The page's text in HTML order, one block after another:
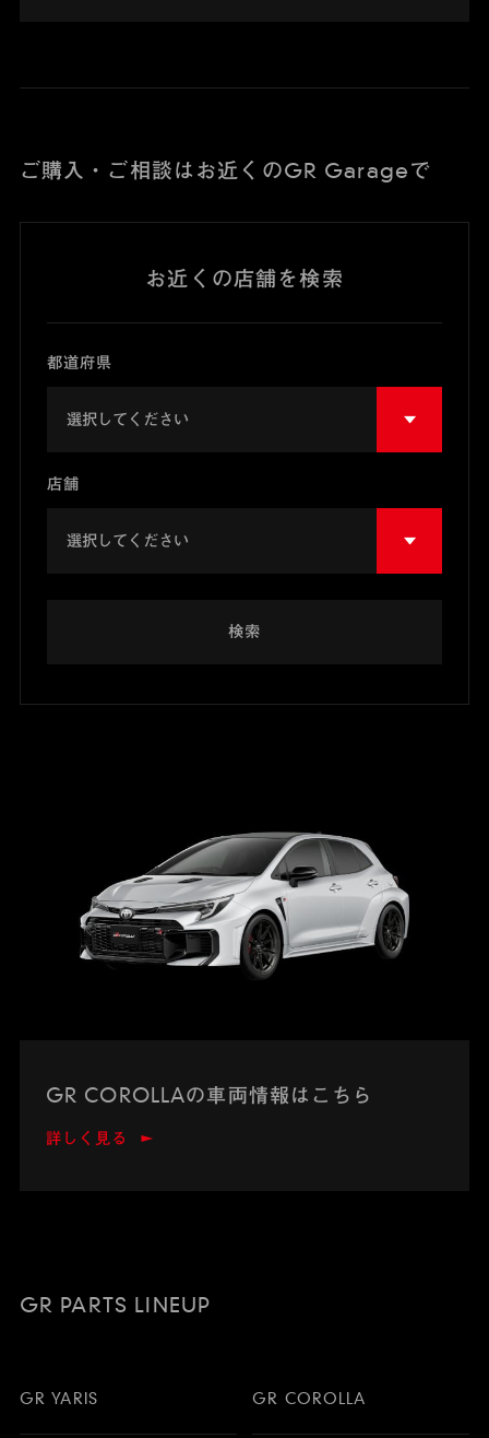
ご購入・ご相談はお近くのGR Garageで
お近くの店舗を検索
都道府県
店舗
検索
GR COROLLAの車両情報はこちら
詳しく見る
GR PARTS LINEUP
GR YARIS GR COROLLA